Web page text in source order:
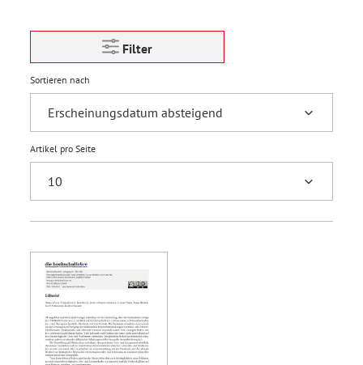
Filter
Sortieren nach
Artikel pro Seite